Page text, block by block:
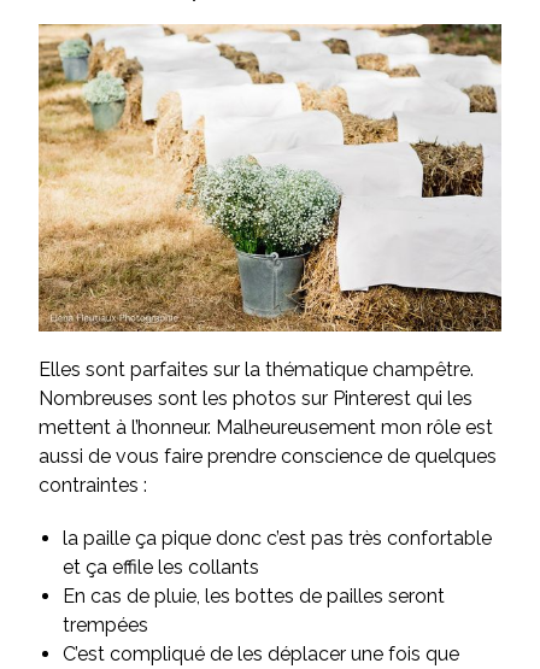
Elles sont parfaites sur la thématique champêtre.
Nombreuses sont les photos sur Pinterest qui les
mettent à l’honneur. Malheureusement mon rôle est
aussi de vous faire prendre conscience de quelques
contraintes :
la paille ça pique donc c’est pas très confortable
et ça effile les collants
En cas de pluie, les bottes de pailles seront
trempées
C’est compliqué de les déplacer une fois que